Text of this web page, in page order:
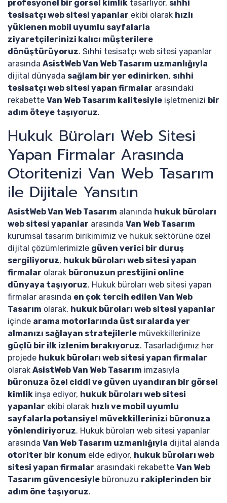
profesyonel bir görsel kimlik tasarlıyor, sıhhi
tesisatçı web sitesi yapanlar ekibi olarak hızlı
yüklenen mobil uyumlu sayfalarla
ziyaretçilerinizi kalıcı müşterilere
dönüştürüyoruz. Sıhhi tesisatçı web sitesi yapanlar
arasında AsistWeb Van Web Tasarım uzmanlığıyla
dijital dünyada sağlam bir yer edinirken, sıhhi
tesisatçı web sitesi yapan firmalar arasındaki
rekabette Van Web Tasarım kalitesiyle işletmenizi bir
adım öteye taşıyoruz.
Hukuk Büroları Web Sitesi
Yapan Firmalar Arasında
Otoritenizi Van Web Tasarım
ile Dijitale Yansıtın
AsistWeb Van Web Tasarım alanında hukuk büroları
web sitesi yapanlar arasında Van Web Tasarım
kurumsal tasarım birikimimiz ve hukuk sektörüne özel
dijital çözümlerimizle güven verici bir duruş
sergiliyoruz, hukuk büroları web sitesi yapan
firmalar olarak büronuzun prestijini online
dünyaya taşıyoruz. Hukuk büroları web sitesi yapan
firmalar arasında en çok tercih edilen Van Web
Tasarım olarak, hukuk büroları web sitesi yapanlar
içinde arama motorlarında üst sıralarda yer
almanızı sağlayan stratejilerle müvekkillerinize
güçlü bir ilk izlenim bırakıyoruz. Tasarladığımız her
projede hukuk büroları web sitesi yapan firmalar
olarak AsistWeb Van Web Tasarım imzasıyla
büronuza özel ciddi ve güven uyandıran bir görsel
kimlik inşa ediyor, hukuk büroları web sitesi
yapanlar ekibi olarak hızlı ve mobil uyumlu
sayfalarla potansiyel müvekkillerinizi büronuza
yönlendiriyoruz. Hukuk büroları web sitesi yapanlar
arasında Van Web Tasarım uzmanlığıyla dijital alanda
otoriter bir konum elde ediyor, hukuk büroları web
sitesi yapan firmalar arasındaki rekabette Van Web
Tasarım güvencesiyle büronuzu rakiplerinden bir
adım öne taşıyoruz.